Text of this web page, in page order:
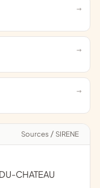
Sources / SIRENE
CHATEAU